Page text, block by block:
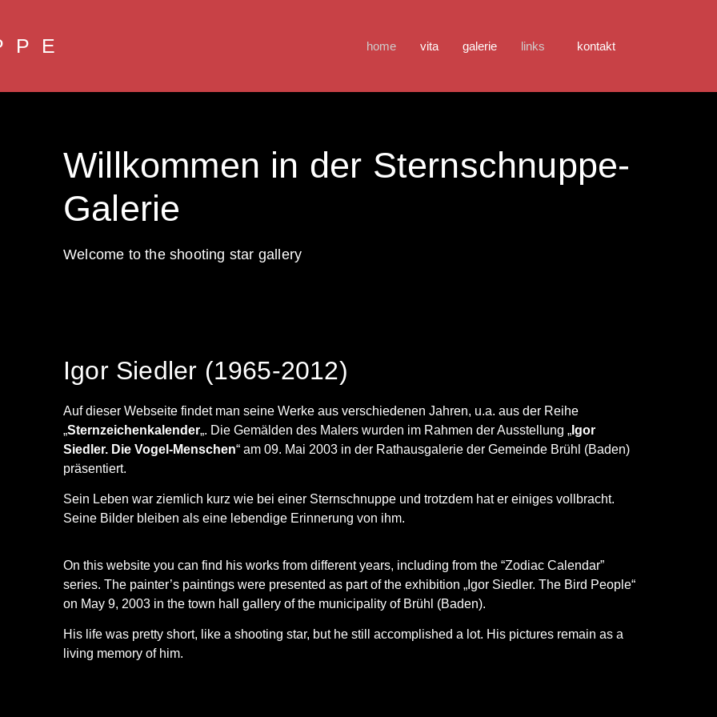
home vita galerie links kontakt
Willkommen in der Sternschnuppe-
Galerie
Welcome to the shooting star gallery
Igor Siedler (1965-2012)
Auf dieser Webseite findet man seine Werke aus verschiedenen Jahren, u.a. aus der Reihe
„Sternzeichenkalender„. Die Gemälden des Malers wurden im Rahmen der Ausstellung „Igor
Siedler. Die Vogel-Menschen“ am 09. Mai 2003 in der Rathausgalerie der Gemeinde Brühl (Baden)
präsentiert.
Sein Leben war ziemlich kurz wie bei einer Sternschnuppe und trotzdem hat er einiges vollbracht.
Seine Bilder bleiben als eine lebendige Erinnerung von ihm.
On this website you can find his works from different years, including from the “Zodiac Calendar”
series. The painter’s paintings were presented as part of the exhibition „Igor Siedler. The Bird People“
on May 9, 2003 in the town hall gallery of the municipality of Brühl (Baden).
His life was pretty short, like a shooting star, but he still accomplished a lot. His pictures remain as a
living memory of him.